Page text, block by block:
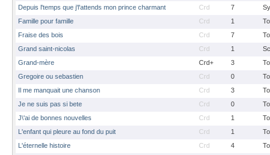
Depuis l'temps que j'l'attends mon prince charmant
Crd 7
Famille pour famille
Crd 1
Fraise des bois
Crd 7
Grand saint-nicolas
Crd 1
Grand-mère
Crd+ 3
Gregoire ou sebastien
Crd 0
Il me manquait une chanson
Crd 3
Je ne suis pas si bete
Crd 0
J\'ai de bonnes nouvelles
Crd 1
L'enfant qui pleure au fond du puit
Crd 1
L'éternelle histoire
Crd 4